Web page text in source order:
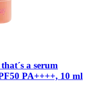
a serum
PA++++, 10 ml